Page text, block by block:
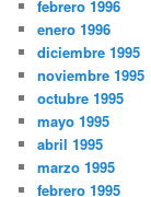
febrero 1996
enero 1996
diciembre 1995
noviembre 1995
octubre 1995
mayo 1995
abril 1995
marzo 1995
febrero 1995